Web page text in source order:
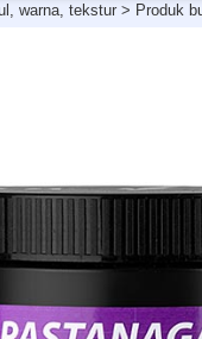
warna, tekstur > Produk